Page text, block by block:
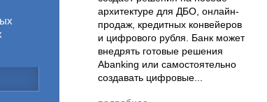
архитектуре для ДБО, онлайн-
продаж, кредитных конвейеров
и цифрового рубля. Банк может
внедрять готовые решения
Abanking или самостоятельно
создавать цифровые...